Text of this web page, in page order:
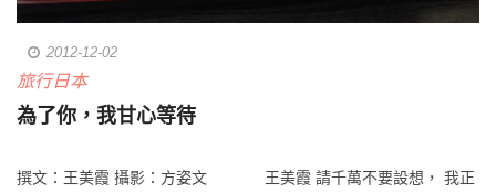
2012-12-02
旅行日本
為了你，我甘心等待
撰文：王美霞 攝影：方姿文 王美霞 請千萬不要設想， 我正